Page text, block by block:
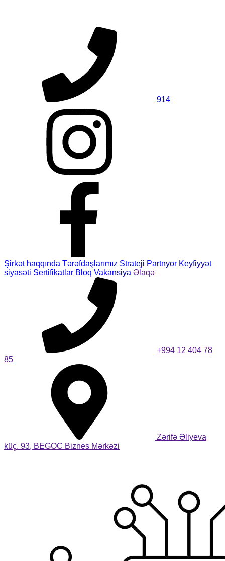
914
Şirkət haqqında Tərəfdaşlarımız Strateji Partnyor Keyfiyyət
siyasəti Sertifikatlar Bloq Vakansiya Əlaqə
+994 12 404 78
85
Zərifə Əliyeva
küç. 93, BEGOC Biznes Mərkəzi